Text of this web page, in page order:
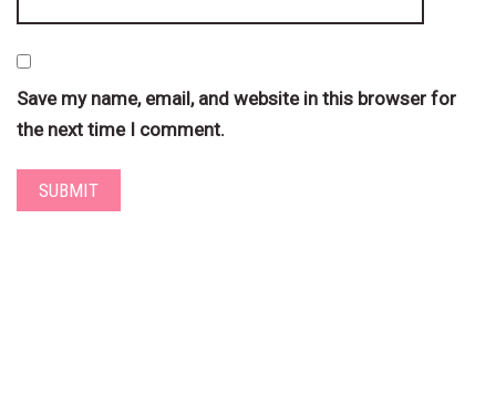
Save my name, email, and website in this browser for
the next time I comment.